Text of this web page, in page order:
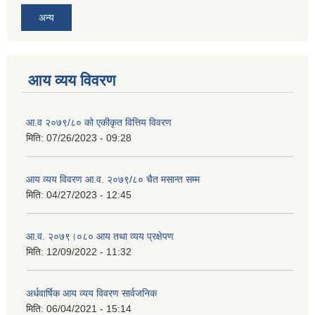
अन्य
आय व्यय विवरण
आ.व २०७९/८० को एकीकृत वित्तिय विवरण
मिति: 07/26/2023 - 09:28
आय व्यय विवरण आ.व. २०७९/८० चैत मसान्त सम्म
मिति: 04/27/2023 - 12:45
आ.व. २०७९।०८० आय तथा व्यय प्रक्षेपण
मिति: 12/09/2022 - 11:32
अर्धवार्षिक आय व्यय विवरण सार्वजनिक
मिति: 06/04/2021 - 15:14